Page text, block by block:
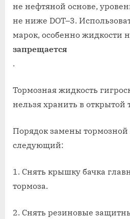
не нефтяной основе,
не ниже DOT–3.
марок, особенно жидкости
запрещается
.
Тормозная жидкость
нельзя хранить в открытой
Порядок замены тормозной
следующий:
1. Снять крышку бачка
тормоза.
2. Снять резиновые